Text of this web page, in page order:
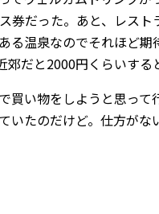
券だった。あと、レス
る温泉なのでそれほど
だと2000円くらいする
買い物をしようと思っ
いたのだけど。仕方がな